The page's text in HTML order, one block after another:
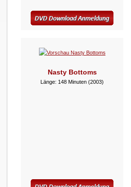
Nasty Bottoms
Länge: 148 Minuten (2003)